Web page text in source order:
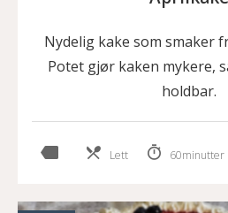
Nydelig kake som smaker
Potet gjør kaken mykere,
holdbar.
Lett 60minutter